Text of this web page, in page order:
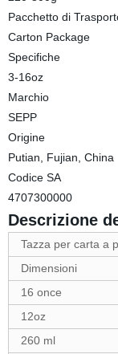
Pacchetto di
Carton Package
Specifiche
3-16oz
Marchio
SEPP
Origine
Putian, Fujian, China
Codice SA
4707300000
Descrizione
Tazza per carta a
Dimensioni
16 once
12oz
260 ml